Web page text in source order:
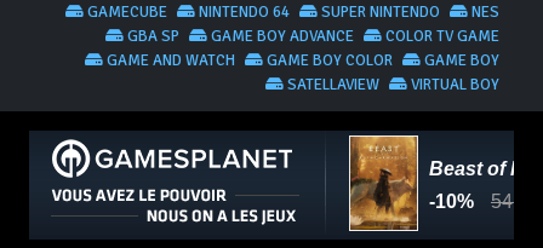
NES
SUPER NINTENDO
NINTENDO 64
GAMECUBE
COLOR TV GAME
GAME BOY ADVANCE
GBA SP
GAME BOY
GAME BOY COLOR
GAME AND WATCH
VIRTUAL BOY
SATELLAVIEW